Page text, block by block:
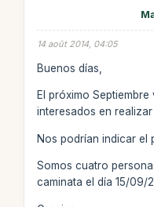
14 août 2014, 04:05
Buenos días,
El próximo
interesados en
Nos podrían indicar el
Somos cuatro
caminata el día 15/09/